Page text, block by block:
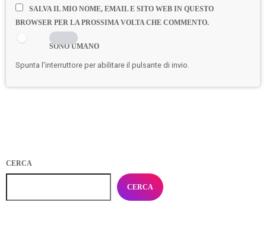
SALVA IL MIO NOME, EMAIL E SITO WEB IN QUESTO
BROWSER PER LA PROSSIMA VOLTA CHE COMMENTO.
SONO UMANO
Spunta l'interruttore per abilitare il pulsante di invio.
CERCA
CERCA